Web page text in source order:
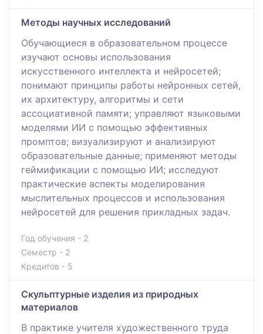
Методы научных исследований
Обучающиеся в образовательном процессе
изучают основы использования
искусственного интеллекта и нейросетей;
понимают принципы работы нейронных сетей,
их архитектуру, алгоритмы и сети
ассоциативной памяти; управляют языковыми
моделями ИИ с помощью эффективных
промптов; визуализируют и анализируют
образовательные данные; применяют методы
геймификации с помощью ИИ; исследуют
практические аспекты моделирования
мыслительных процессов и использования
нейросетей для решения прикладных задач.
Год обучения - 2
Семестр - 2
Кредитов - 5
Скульптурные изделия из природных
материалов
В практике учителя художественного труда